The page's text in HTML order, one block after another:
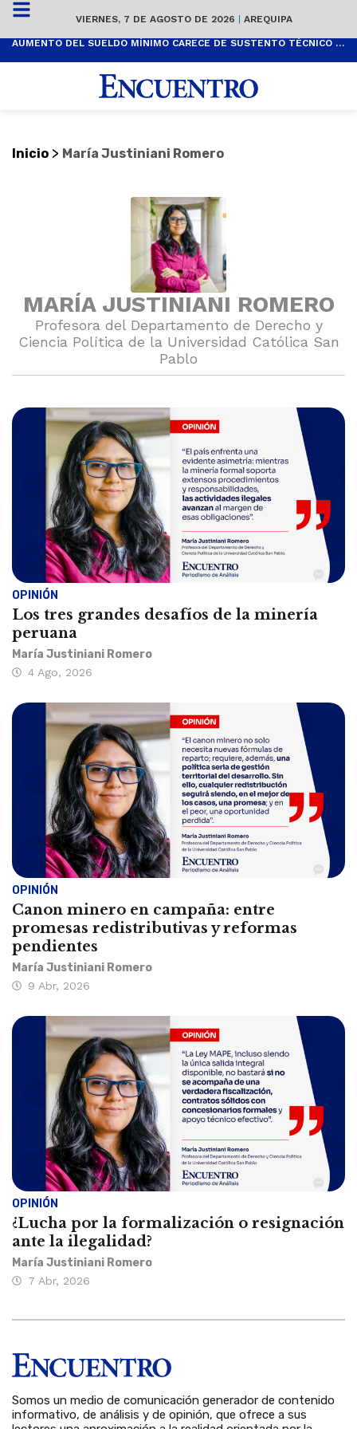
VIERNES, 7 DE AGOSTO DE 2026 | AREQUIPA
AUMENTO DEL SUELDO MÍNIMO CARECE DE SUSTENTO TÉCNICO Y ES POPULISTA
Inicio > María Justiniani Romero
MARÍA JUSTINIANI ROMERO
Profesora del Departamento de Derecho y
Ciencia Política de la Universidad Católica San
Pablo
OPINIÓN
Los tres grandes desafíos de la minería
peruana
María Justiniani Romero
4 Ago, 2026
OPINIÓN
Canon minero en campaña: entre
promesas redistributivas y reformas
pendientes
María Justiniani Romero
9 Abr, 2026
OPINIÓN
¿Lucha por la formalización o resignación
ante la ilegalidad?
María Justiniani Romero
7 Abr, 2026
Somos un medio de comunicación generador de contenido
informativo, de análisis y de opinión, que ofrece a sus